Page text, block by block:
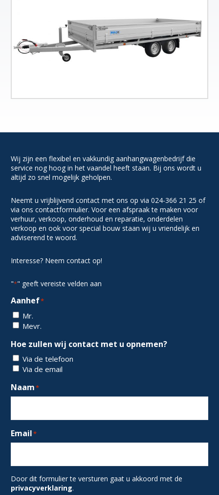
Wij zijn een flexibel en vakkundig aanhangwagenbedrijf die
service nog hoog in het vaandel heeft staan. Bij ons wordt u
altijd zo snel mogelijk geholpen.
Neemt u vrijblijvend contact met ons op via 024-366 21 25 of
via ons contactformulier. Voor een afspraak te maken voor
verhuur, verkoop, onderhoud en reparatie, onderdelen
verkoop en ook voor special bouw staan wij u vriendelijk en
adviserend te woord.
Interesse? Neem contact op!
"*" geeft vereiste velden aan
Aanhef*
Mr.
Mevr.
Hoe zullen wij contact met u opnemen?
Via de telefoon
Via de email
Naam*
Email*
Door dit formulier te versturen gaat u akkoord met de
privacyverklaring.